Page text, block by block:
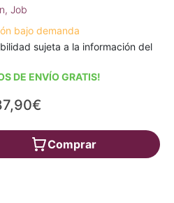
Job
bajo demanda
sujeta a la información del
DE ENVÍO GRATIS!
Comprar